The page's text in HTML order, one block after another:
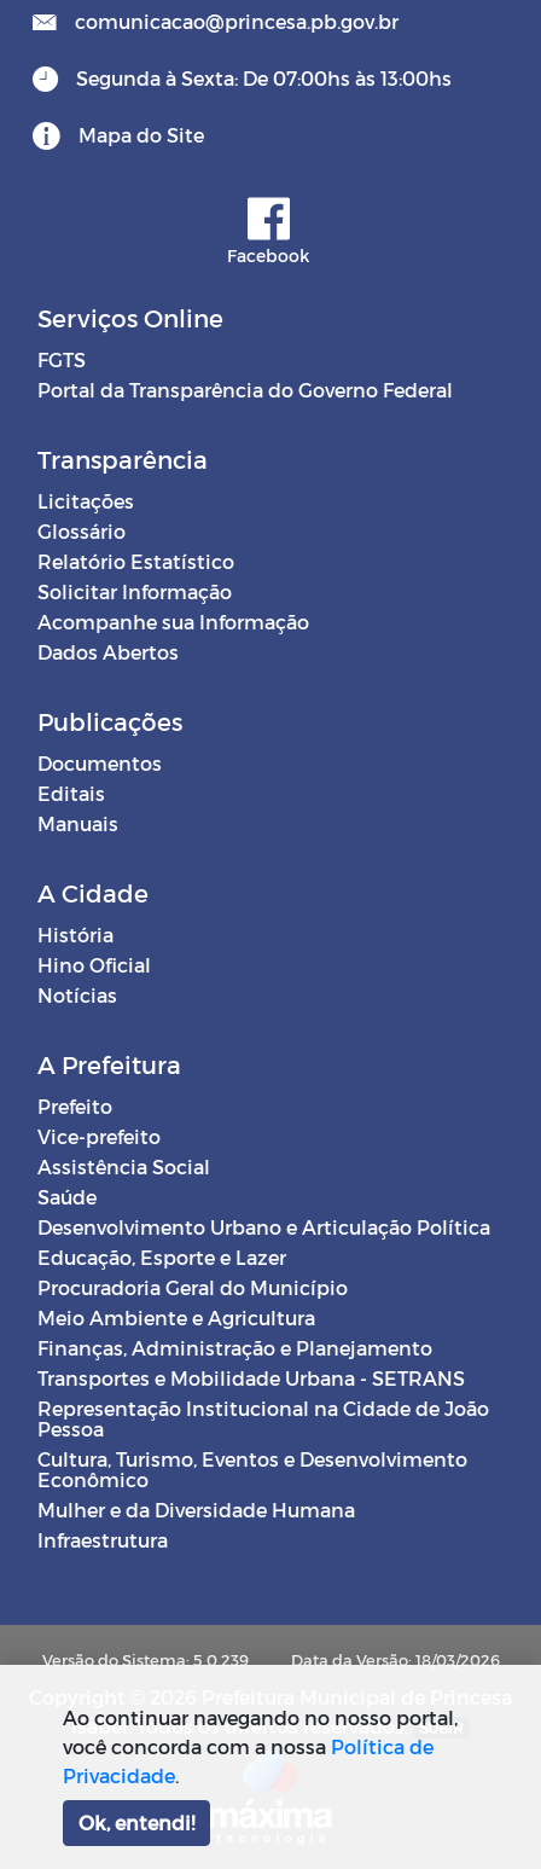
comunicacao@princesa.pb.gov.br
Segunda à Sexta: De 07:00hs às 13:00hs
Mapa do Site
Facebook
Serviços Online
FGTS
Portal da Transparência do Governo Federal
Transparência
Licitações
Glossário
Relatório Estatístico
Solicitar Informação
Acompanhe sua Informação
Dados Abertos
Publicações
Documentos
Editais
Manuais
A Cidade
História
Hino Oficial
Notícias
A Prefeitura
Prefeito
Vice-prefeito
Assistência Social
Saúde
Desenvolvimento Urbano e Articulação Política
Educação, Esporte e Lazer
Procuradoria Geral do Município
Meio Ambiente e Agricultura
Finanças, Administração e Planejamento
Transportes e Mobilidade Urbana - SETRANS
Representação Institucional na Cidade de João
Pessoa
Cultura, Turismo, Eventos e Desenvolvimento
Econômico
Mulher e da Diversidade Humana
Infraestrutura
Versão do Sistema: 5.0.239 Data da Versão: 18/03/2026
Isabel. Todos os direitos reservados. SUBIR
Ao continuar navegando no nosso portal,
você concorda com a nossa Política de
Privacidade.
Ok, entendi!